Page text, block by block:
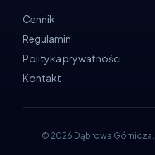
Cennik
Regulamin
Polityka prywatności
Kontakt
© 2026 Dąbrowa Górnicza.